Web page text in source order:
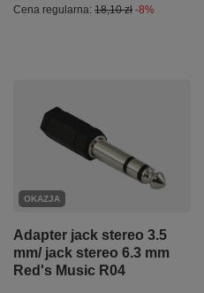
Cena regularna: 18,10 zł -8%
OKAZJA
Adapter jack stereo 3.5
mm/ jack stereo 6.3 mm
Red's Music R04